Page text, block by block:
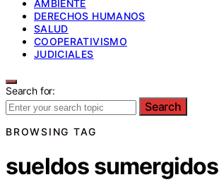
AMBIENTE
DERECHOS HUMANOS
SALUD
COOPERATIVISMO
JUDICIALES
Search for:
Search
BROWSING TAG
sueldos sumergidos